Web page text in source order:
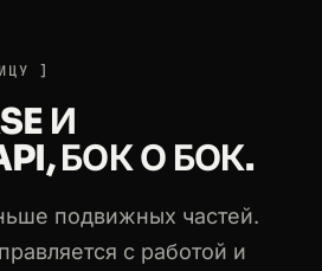
И
БОК О БОК.
подвижных частей.
с работой и